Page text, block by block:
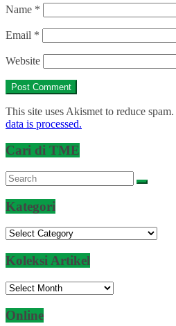
Name *
Email *
Website
This site uses Akismet to reduce spam.
data is processed.
Cari di TME
Kategori
Kategori
Koleksi Artikel
Koleksi
Online